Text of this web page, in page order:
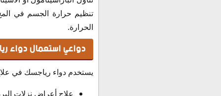
تنظيم حرارة الجسم في
الحرارة.
دواعي استعمال دواء
يستخدم دواء رياجسك في
علاج أعراض نزلات البرد